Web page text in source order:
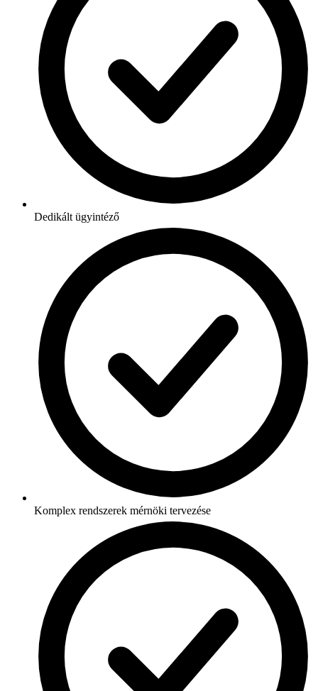
Dedikált ügyintéző
Komplex rendszerek mérnöki tervezése